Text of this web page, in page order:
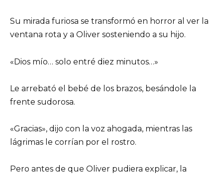
Su mirada furiosa se transformó en horror al ver la
ventana rota y a Oliver sosteniendo a su hijo.
«Dios mío… solo entré diez minutos…»
Le arrebató el bebé de los brazos, besándole la
frente sudorosa.
«Gracias», dijo con la voz ahogada, mientras las
lágrimas le corrían por el rostro.
Pero antes de que Oliver pudiera explicar, la